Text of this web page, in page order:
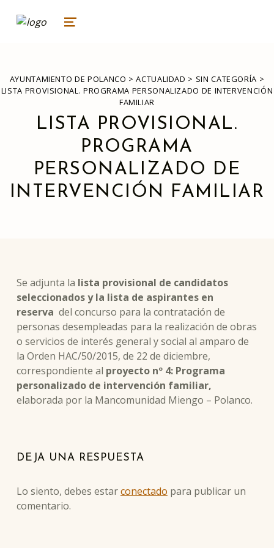
ayuntamiento de polanco
AYUNTAMIENTO DE POLANCO MENU
AYUNTAMIENTO DE POLANCO >ACTUALIDAD > SIN CATEGORÍA >
LISTA PROVISIONAL. PROGRAMA PERSONALIZADO DE INTERVENCIÓN
FAMILIAR
LISTA PROVISIONAL.
PROGRAMA
PERSONALIZADO DE
INTERVENCIÓN FAMILIAR
Se adjunta la lista provisional de candidatos
seleccionados y la lista de aspirantes en
reserva del concurso para la contratación de
personas desempleadas para la realización de obras
o servicios de interés general y social al amparo de
la Orden HAC/50/2015, de 22 de diciembre,
correspondiente al proyecto nº 4: Programa
personalizado de intervención familiar,
elaborada por la Mancomunidad Miengo – Polanco.
Skip back to main navigation
DEJA UNA RESPUESTA
Lo siento, debes estarconectado para publicar un
comentario.